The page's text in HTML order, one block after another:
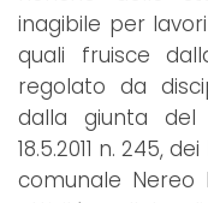
inagibile per
quali fruisce
regolato da
dalla giunta
18.5.2011 n. 245,
comunale Nereo